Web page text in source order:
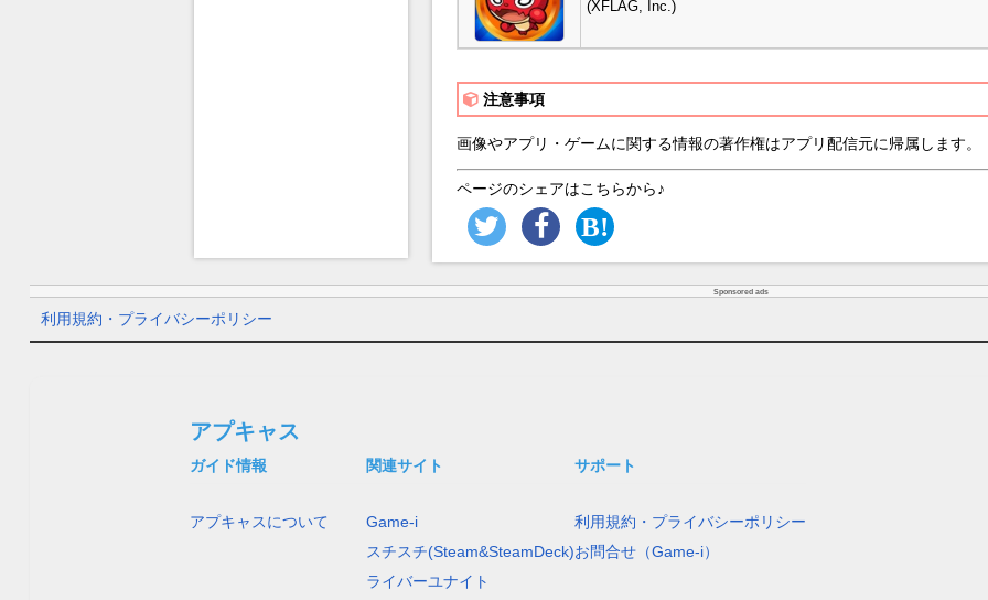
(XFLAG, Inc.)
注意事項
画像やアプリ・ゲームに関する情報の著作権はアプリ配信元に帰属します。
ページのシェアはこちらから♪
Sponsored ads
利用規約・プライバシーポリシー
アプキャス
ガイド情報
アプキャスについて
関連サイト
Game-i
スチスチ(Steam&SteamDeck)
ライバーユナイト
サポート
利用規約・プライバシーポリシー
お問合せ（Game-i）